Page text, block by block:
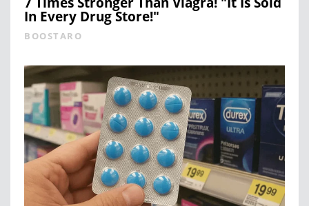
In Every Drug Store!"
BOOSTARO